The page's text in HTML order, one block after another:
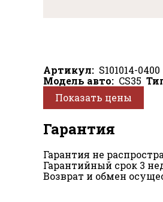
Артикул
S101014-0400
Модель авто
CS35
Показать цены
Гарантия
Гарантия не
Гарантийный срок 3
Возврат и обмен